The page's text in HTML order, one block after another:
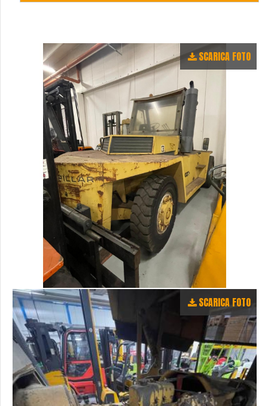
SCARICA FOTO
SCARICA FOTO